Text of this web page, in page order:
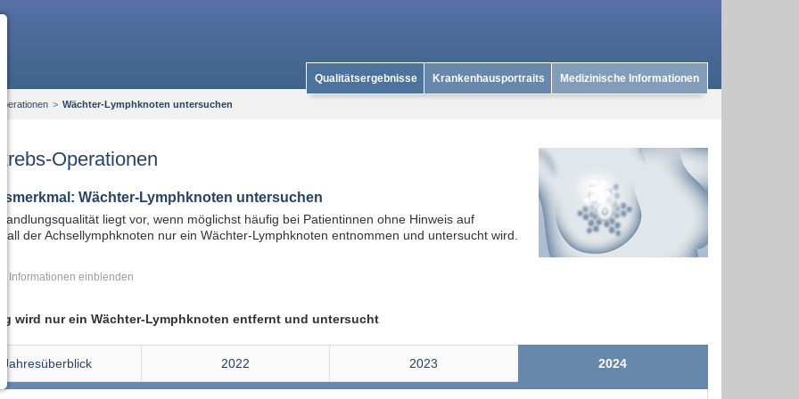
Qualitätsergebnisse Krankenhausportraits Medizinische Informationen
> Wächter-Lymphknoten untersuchen
Operationen
Wächter-Lymphknoten untersuchen
liegt vor, wenn möglichst häufig bei Patientinnen ohne Hinweis auf
der Achsellymphknoten nur ein Wächter-Lymphknoten entnommen und untersucht wird.
Informationen
wird nur ein Wächter-Lymphknoten entfernt und untersucht
Jahresüberblick 2022 2023 2024